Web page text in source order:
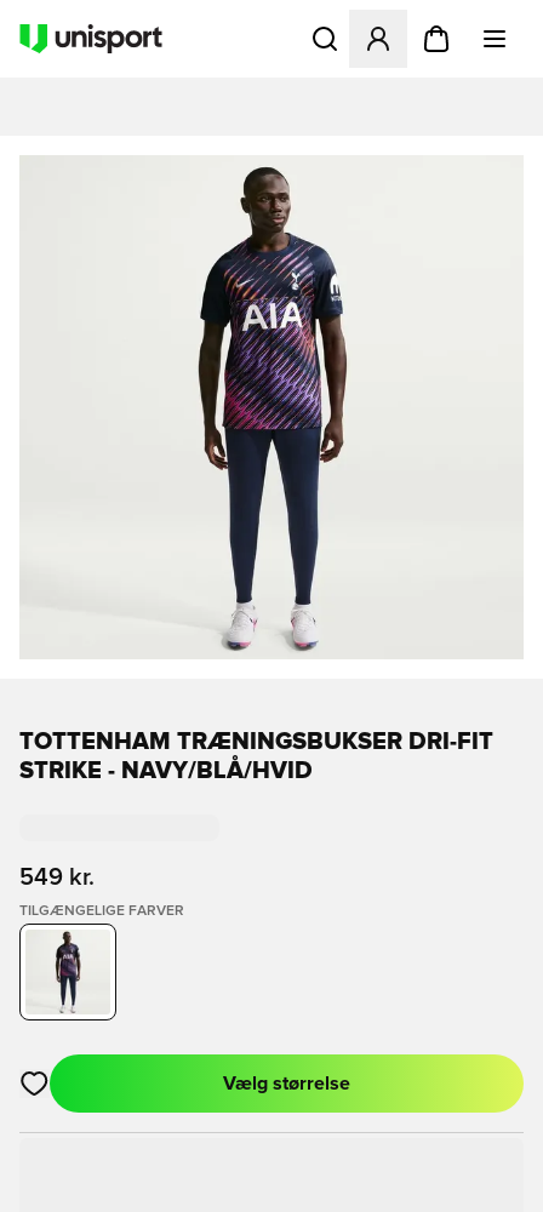
Åbner en Modal til at
TOTTENHAM TRÆNINGSBUKSER DRI-FIT
STRIKE - NAVY/BLÅ/HVID
549 kr.
TILGÆNGELIGE FARVER
Åbner en Modal til at logge ind eller tilmelde dig som medlem
Vælg størrelse